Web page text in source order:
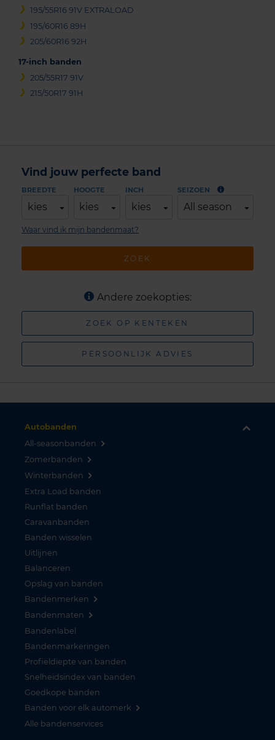
195/55R16 91V EXTRALOAD
195/60R16 89H
205/60R16 92H
17-inch banden
205/55R17 91V
215/50R17 91H
Vind jouw perfecte band
BREEDTE
kies
HOOGTE
kies
INCH
kies
SEIZOEN
All season
ZOEK
Waar vind ik mijn bandenmaat?
Andere zoekopties:
ZOEK OP KENTEKEN
PERSOONLIJK ADVIES
Autobanden
All-seasonbanden
Zomerbanden
Winterbanden
Extra Load banden
Runflat banden
Caravanbanden
Banden wisselen
Uitlijnen
Balanceren
Opslag van banden
Bandenmerken
Bandenmaten
Bandenlabel
Bandenmarkeringen
Profieldiepte van banden
Snelheidsindex van banden
Goedkope banden
Banden voor elk automerk
Alle bandenservices